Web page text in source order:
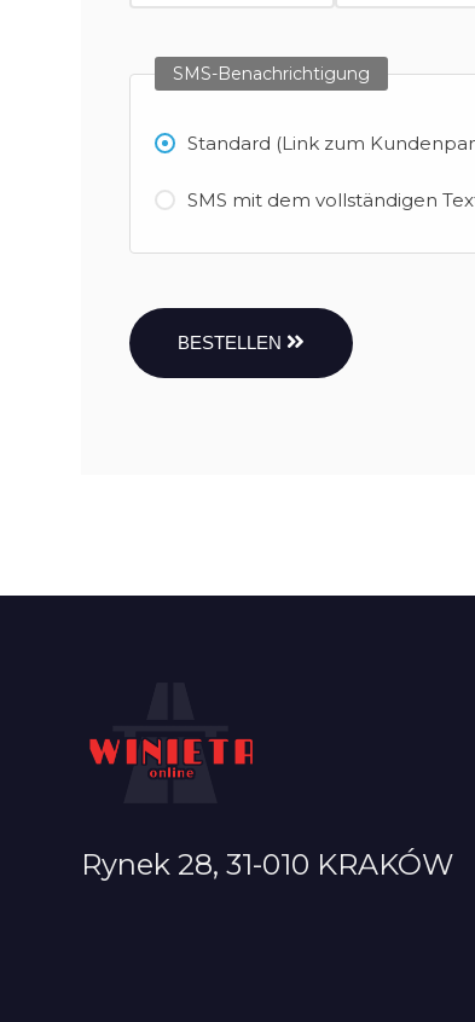
SMS-Benachrichtigung
Standard (Link zum
SMS mit dem vollständigen
BESTELLEN
Rynek 28, 31-010 KRAKÓW